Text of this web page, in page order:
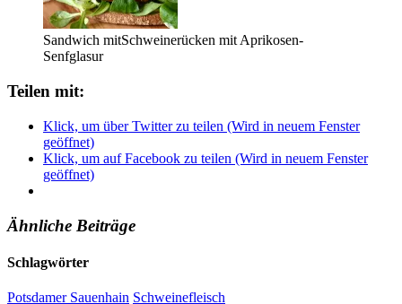
Sandwich mitSchweinerücken mit Aprikosen-
Senfglasur
Teilen mit:
Klick, um über Twitter zu teilen (Wird in neuem Fenster
geöffnet)
Klick, um auf Facebook zu teilen (Wird in neuem Fenster
geöffnet)
Ähnliche Beiträge
Schlagwörter
Potsdamer Sauenhain Schweinefleisch